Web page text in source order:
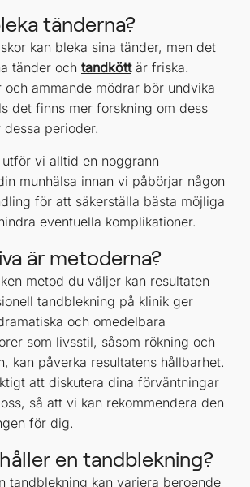
tänderna?
kan bleka sina tänder, men det
tänder och tandköttär friska.
och ammande mödrar bör undvika
det finns mer forskning om dess
perioder.
vi alltid en noggrann
munhälsa innan vi påbörjar någon
för att säkerställa bästa möjliga
eventuella komplikationer.
är metoderna?
metod du väljer kan resultaten
tandblekning på klinik ger
och omedelbara
som livsstil, såsom rökning och
kan påverka resultatens hållbarhet.
att diskutera dina förväntningar
så att vi kan rekommendera den
för dig.
en tandblekning?
tandblekning kan variera beroende